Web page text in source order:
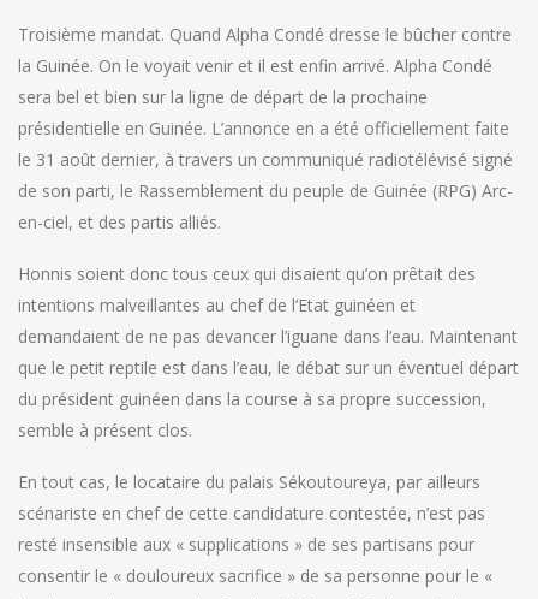
Troisième mandat. Quand Alpha Condé dresse le bûcher contre
la Guinée. On le voyait venir et il est enfin arrivé. Alpha Condé
sera bel et bien sur la ligne de départ de la prochaine
présidentielle en Guinée. L’annonce en a été officiellement faite
le 31 août dernier, à travers un communiqué radiotélévisé signé
de son parti, le Rassemblement du peuple de Guinée (RPG) Arc-
en-ciel, et des partis alliés.
Honnis soient donc tous ceux qui disaient qu’on prêtait des
intentions malveillantes au chef de l’Etat guinéen et
demandaient de ne pas devancer l’iguane dans l’eau. Maintenant
que le petit reptile est dans l’eau, le débat sur un éventuel départ
du président guinéen dans la course à sa propre succession,
semble à présent clos.
En tout cas, le locataire du palais Sékoutoureya, par ailleurs
scénariste en chef de cette candidature contestée, n’est pas
resté insensible aux « supplications » de ses partisans pour
consentir le « douloureux sacrifice » de sa personne pour le «